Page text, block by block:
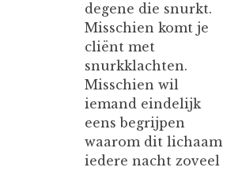
degene die snurkt.
Misschien komt je
cliënt met
snurkklachten.
Misschien wil
iemand eindelijk
eens begrijpen
waarom dit lichaam
iedere nacht zoveel